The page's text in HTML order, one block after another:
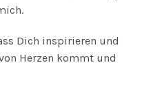
Dich inspirieren und
Herzen kommt und